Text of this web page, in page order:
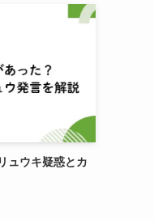
ュウキ疑惑とカ